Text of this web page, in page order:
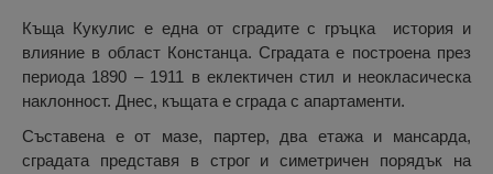
Къща Кукулис е една от сградите с гръцка история и
влияние в област Констанца. Сградата е построена през
периода 1890 – 1911 в еклектичен стил и неокласическа
наклонност. Днес, къщата е сграда с апартаменти.
Съставена е от мазе, партер, два етажа и мансарда,
сградата представя в строг и симетричен порядък на